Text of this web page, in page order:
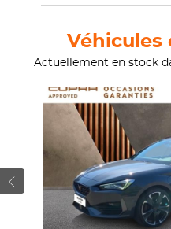
Véhicules
Actuellement en stock